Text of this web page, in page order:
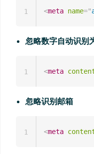
<meta name="
1
忽略数字自动识别
<meta
1
忽略识别邮箱
<meta
1